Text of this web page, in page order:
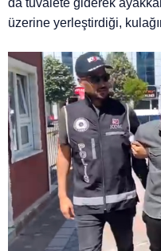
da tuvalete giderek
üzerine yerleştirdiği,